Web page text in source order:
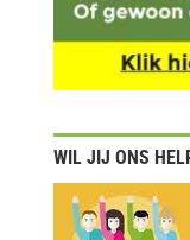
WIL JIJ ONS